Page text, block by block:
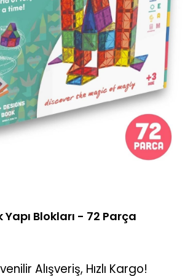
Blokları - 72 Parça
Alışveriş, Hızlı Kargo!